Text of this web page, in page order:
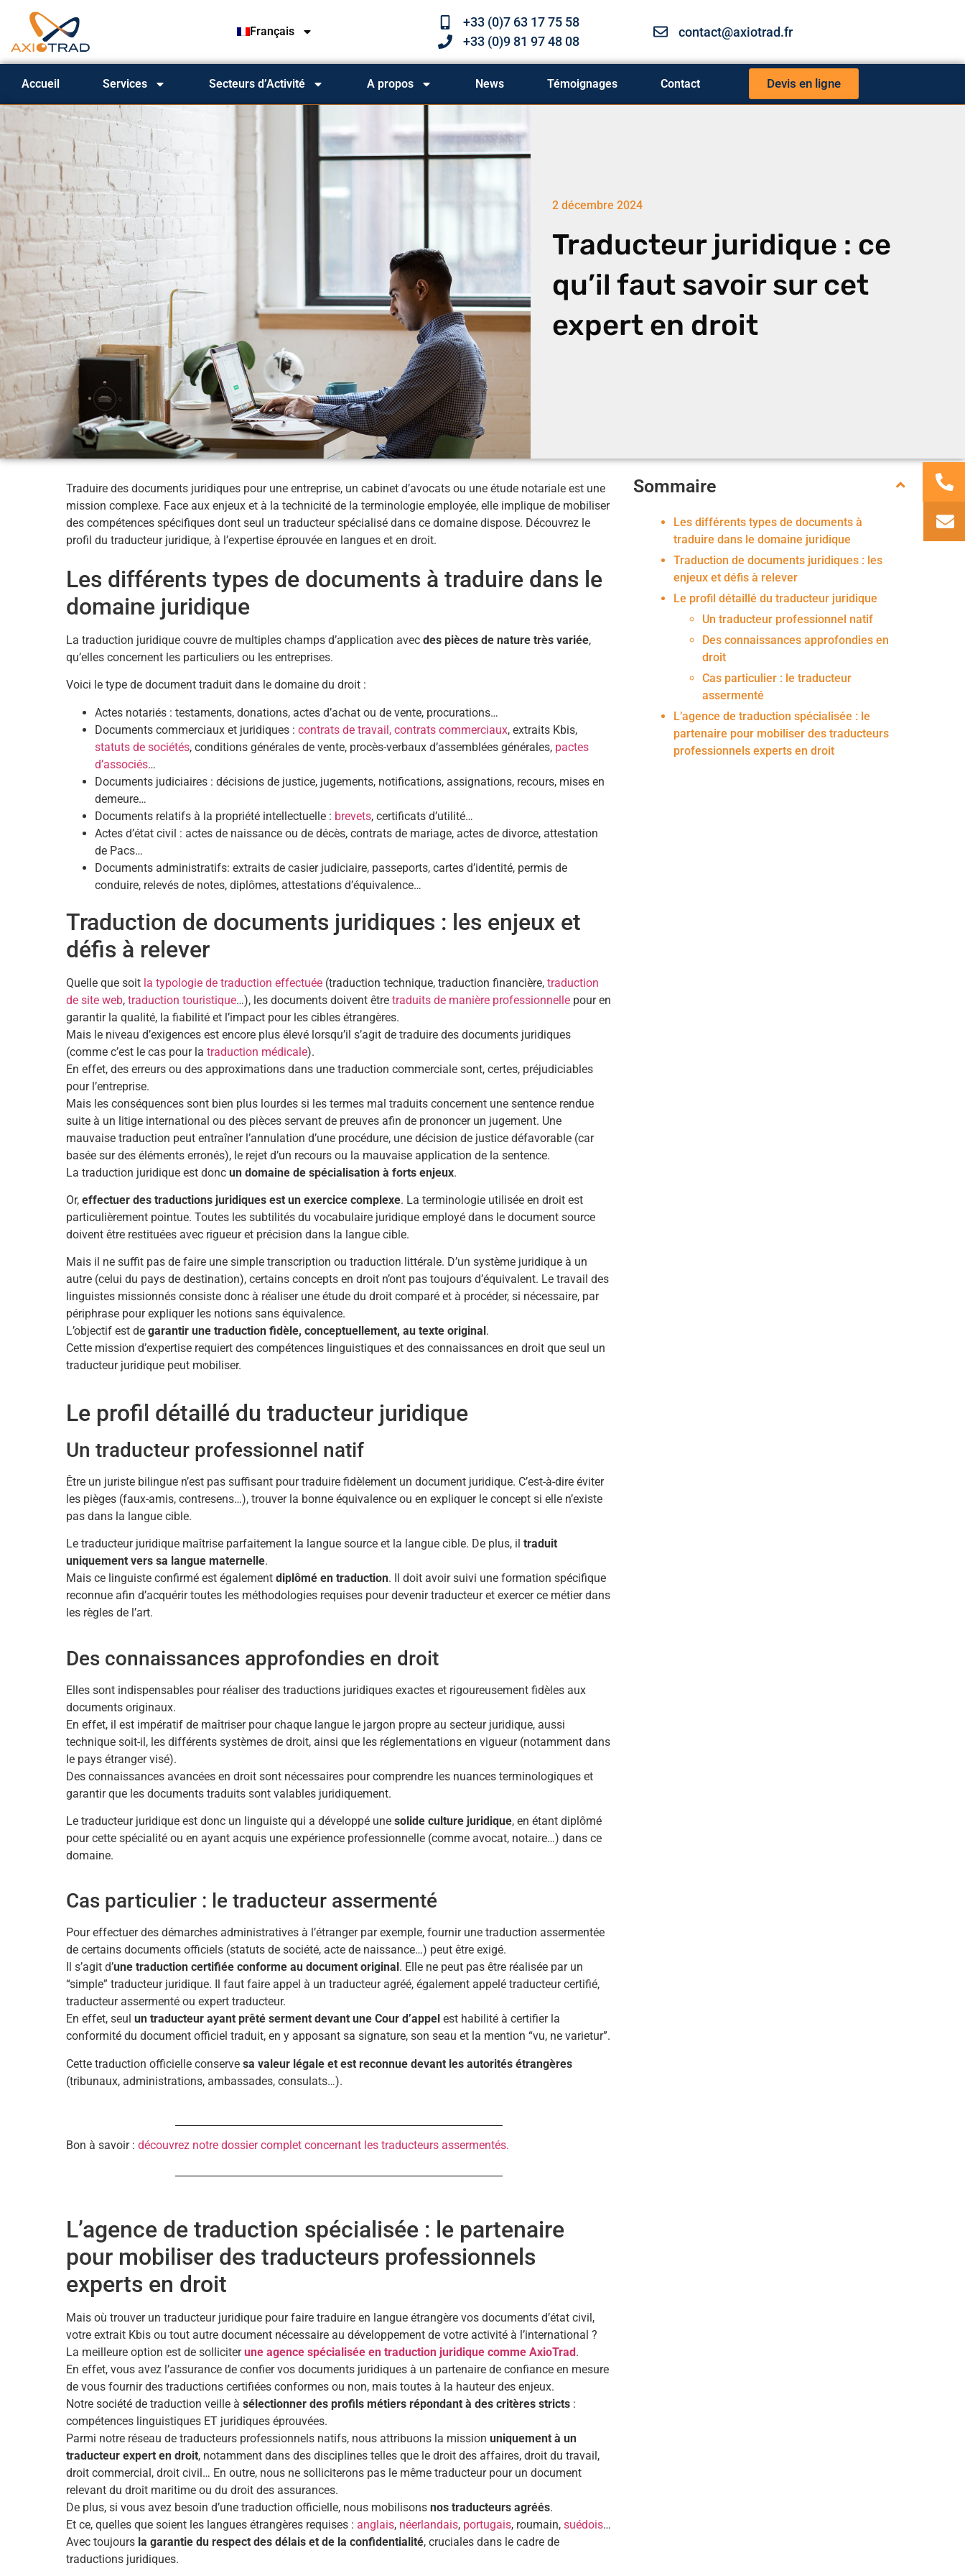
Français
+33 (0)7 63 17 75 58
+33 (0)9 81 97 48 08
contact@axiotrad.fr
Accueil Services Secteurs d’Activité A propos News Témoignages Contact Devis en ligne
2 décembre 2024
Traducteur juridique : ce
qu’il faut savoir sur cet
expert en droit
Traduire des documents juridiques pour une entreprise, un cabinet d’avocats ou une étude notariale est une
mission complexe. Face aux enjeux et à la technicité de la terminologie employée, elle implique de mobiliser
des compétences spécifiques dont seul un traducteur spécialisé dans ce domaine dispose. Découvrez le
profil du traducteur juridique, à l’expertise éprouvée en langues et en droit.
Les différents types de documents à traduire dans le
domaine juridique
La traduction juridique couvre de multiples champs d’application avec des pièces de nature très variée,
qu’elles concernent les particuliers ou les entreprises.
Voici le type de document traduit dans le domaine du droit :
Actes notariés : testaments, donations, actes d’achat ou de vente, procurations…
Documents commerciaux et juridiques : contrats de travail, contrats commerciaux, extraits Kbis,
statuts de sociétés, conditions générales de vente, procès-verbaux d’assemblées générales, pactes
d’associés…
Documents judiciaires : décisions de justice, jugements, notifications, assignations, recours, mises en
demeure…
Documents relatifs à la propriété intellectuelle : brevets, certificats d’utilité…
Actes d’état civil : actes de naissance ou de décès, contrats de mariage, actes de divorce, attestation
de Pacs…
Documents administratifs: extraits de casier judiciaire, passeports, cartes d’identité, permis de
conduire, relevés de notes, diplômes, attestations d’équivalence…
Traduction de documents juridiques : les enjeux et
défis à relever
Quelle que soit la typologie de traduction effectuée (traduction technique, traduction financière, traduction
de site web, traduction touristique…), les documents doivent être traduits de manière professionnelle pour en
garantir la qualité, la fiabilité et l’impact pour les cibles étrangères.
Mais le niveau d’exigences est encore plus élevé lorsqu’il s’agit de traduire des documents juridiques
(comme c’est le cas pour la traduction médicale).
En effet, des erreurs ou des approximations dans une traduction commerciale sont, certes, préjudiciables
pour l’entreprise.
Mais les conséquences sont bien plus lourdes si les termes mal traduits concernent une sentence rendue
suite à un litige international ou des pièces servant de preuves afin de prononcer un jugement. Une
mauvaise traduction peut entraîner l’annulation d’une procédure, une décision de justice défavorable (car
basée sur des éléments erronés), le rejet d’un recours ou la mauvaise application de la sentence.
La traduction juridique est donc un domaine de spécialisation à forts enjeux.
Or, effectuer des traductions juridiques est un exercice complexe. La terminologie utilisée en droit est
particulièrement pointue. Toutes les subtilités du vocabulaire juridique employé dans le document source
doivent être restituées avec rigueur et précision dans la langue cible.
Mais il ne suffit pas de faire une simple transcription ou traduction littérale. D’un système juridique à un
autre (celui du pays de destination), certains concepts en droit n’ont pas toujours d’équivalent. Le travail des
linguistes missionnés consiste donc à réaliser une étude du droit comparé et à procéder, si nécessaire, par
périphrase pour expliquer les notions sans équivalence.
L’objectif est de garantir une traduction fidèle, conceptuellement, au texte original .
Cette mission d’expertise requiert des compétences linguistiques et des connaissances en droit que seul un
traducteur juridique peut mobiliser.
Le profil détaillé du traducteur juridique
Un traducteur professionnel natif
Être un juriste bilingue n’est pas suffisant pour traduire fidèlement un document juridique. C’est-à-dire éviter
les pièges (faux-amis, contresens…), trouver la bonne équivalence ou en expliquer le concept si elle n’existe
pas dans la langue cible.
Le traducteur juridique maîtrise parfaitement la langue source et la langue cible. De plus, il traduit
uniquement vers sa langue maternelle.
Mais ce linguiste confirmé est également diplômé en traduction. Il doit avoir suivi une formation spécifique
reconnue afin d’acquérir toutes les méthodologies requises pour devenir traducteur et exercer ce métier dans
les règles de l’art.
Des connaissances approfondies en droit
Elles sont indispensables pour réaliser des traductions juridiques exactes et rigoureusement fidèles aux
documents originaux.
En effet, il est impératif de maîtriser pour chaque langue le jargon propre au secteur juridique, aussi
technique soit-il, les différents systèmes de droit, ainsi que les réglementations en vigueur (notamment dans
le pays étranger visé).
Des connaissances avancées en droit sont nécessaires pour comprendre les nuances terminologiques et
garantir que les documents traduits sont valables juridiquement.
Le traducteur juridique est donc un linguiste qui a développé une solide culture juridique, en étant diplômé
pour cette spécialité ou en ayant acquis une expérience professionnelle (comme avocat, notaire…) dans ce
domaine.
Cas particulier : le traducteur assermenté
Pour effectuer des démarches administratives à l’étranger par exemple, fournir une traduction assermentée
de certains documents officiels (statuts de société, acte de naissance…) peut être exigé.
Il s’agit d’une traduction certifiée conforme au document original . Elle ne peut pas être réalisée par un
“simple” traducteur juridique. Il faut faire appel à un traducteur agréé, également appelé traducteur certifié,
traducteur assermenté ou expert traducteur.
En effet, seul un traducteur ayant prêté serment devant une Cour d’appel est habilité à certifier la
conformité du document officiel traduit, en y apposant sa signature, son seau et la mention “vu, ne varietur”.
Cette traduction officielle conserve sa valeur légale et est reconnue devant les autorités étrangères
(tribunaux, administrations, ambassades, consulats…).
Bon à savoir : découvrez notre dossier complet concernant les traducteurs assermentés.
L’agence de traduction spécialisée : le partenaire
pour mobiliser des traducteurs professionnels
experts en droit
Mais où trouver un traducteur juridique pour faire traduire en langue étrangère vos documents d’état civil,
votre extrait Kbis ou tout autre document nécessaire au développement de votre activité à l’international ?
La meilleure option est de solliciterune agence spécialisée en traduction juridique comme AxioTrad.
En effet, vous avez l’assurance de confier vos documents juridiques à un partenaire de confiance en mesure
de vous fournir des traductions certifiées conformes ou non, mais toutes à la hauteur des enjeux.
Notre société de traduction veille à sélectionner des profils métiers répondant à des critères stricts :
compétences linguistiques ET juridiques éprouvées.
Parmi notre réseau de traducteurs professionnels natifs, nous attribuons la mission uniquement à un
traducteur expert en droit, notamment dans des disciplines telles que le droit des affaires, droit du travail,
droit commercial, droit civil… En outre, nous ne solliciterons pas le même traducteur pour un document
relevant du droit maritime ou du droit des assurances.
De plus, si vous avez besoin d’une traduction officielle, nous mobilisons nos traducteurs agréés.
Et ce, quelles que soient les langues étrangères requises : anglais, néerlandais, portugais, roumain, suédois…
Avec toujours la garantie du respect des délais et de la confidentialité, cruciales dans le cadre de
traductions juridiques.
Sommaire
Les différents types de documents à
traduire dans le domaine juridique
Traduction de documents juridiques : les
enjeux et défis à relever
Le profil détaillé du traducteur juridique
Un traducteur professionnel natif
Des connaissances approfondies en
droit
Cas particulier : le traducteur
assermenté
L’agence de traduction spécialisée : le
partenaire pour mobiliser des traducteurs
professionnels experts en droit